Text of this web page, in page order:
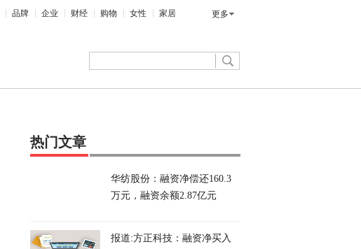
品牌 企业 财经 购物 女性 家居 更多
热门文章
华纺股份：融资净偿还160.3
万元，融资余额2.87亿元
报道:方正科技：融资净买入